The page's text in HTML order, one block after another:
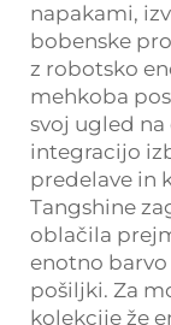
napakami,
bobenske
z robotsko
mehkoba
svoj ugled
integracijo
predelave in
Tangshine
oblačila
enotno
pošiljki. Za
kolekcije že